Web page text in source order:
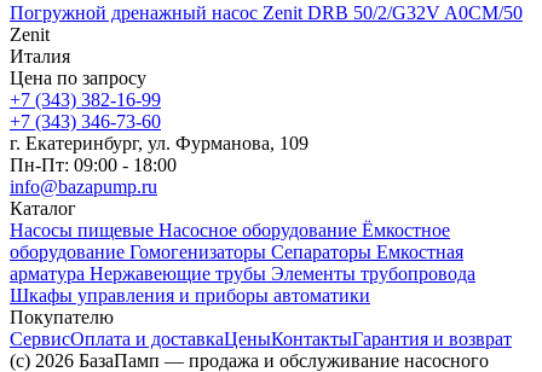
Погружной дренажный насос Zenit DRB 50/2/G32V A0CM/50
Zenit
Италия
Цена по запросу
+7 (343) 382-16-99
+7 (343) 346-73-‬60
г. Екатеринбург, ул. Фурманова, 109
Пн-Пт: 09:00 - 18:00
info@bazapump.ru
Каталог
Насосы пищевые Насосное оборудование Ёмкостное
оборудование Гомогенизаторы Сепараторы Емкостная
арматура Нержавеющие трубы Элементы трубопровода
Шкафы управления и приборы автоматики
Покупателю
СервисОплата и доставкаЦеныКонтактыГарантия и возврат
(c) 2026 БазаПамп — продажа и обслуживание насосного